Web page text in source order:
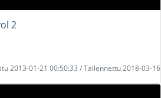
2
2013-01-21 00:50:33 / Tallennettu 2018-03-16